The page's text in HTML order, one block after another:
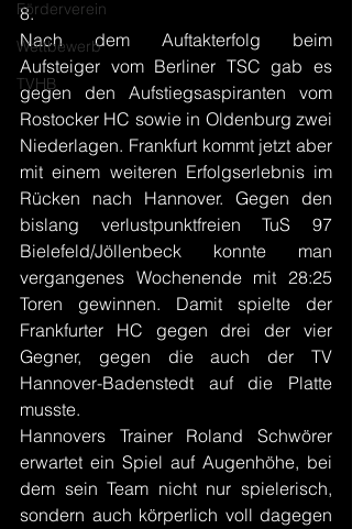
Förderverein
Wettbewerb
TVHB
8.
Nach dem Auftakterfolg beim
Aufsteiger vom Berliner TSC gab es
gegen den Aufstiegsaspiranten vom
Rostocker HC sowie in Oldenburg zwei
Niederlagen. Frankfurt kommt jetzt aber
mit einem weiteren Erfolgserlebnis im
Rücken nach Hannover. Gegen den
bislang verlustpunktfreien TuS 97
Bielefeld/Jöllenbeck konnte man
vergangenes Wochenende mit 28:25
Toren gewinnen. Damit spielte der
Frankfurter HC gegen drei der vier
Gegner, gegen die auch der TV
Hannover-Badenstedt auf die Platte
musste.
Hannovers Trainer Roland Schwörer
erwartet ein Spiel auf Augenhöhe, bei
dem sein Team nicht nur spielerisch,
sondern auch körperlich voll dagegen